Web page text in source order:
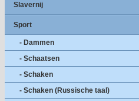
Slavernij
Sport
- Dammen
- Schaatsen
- Schaken
- Schaken (Russische taal)